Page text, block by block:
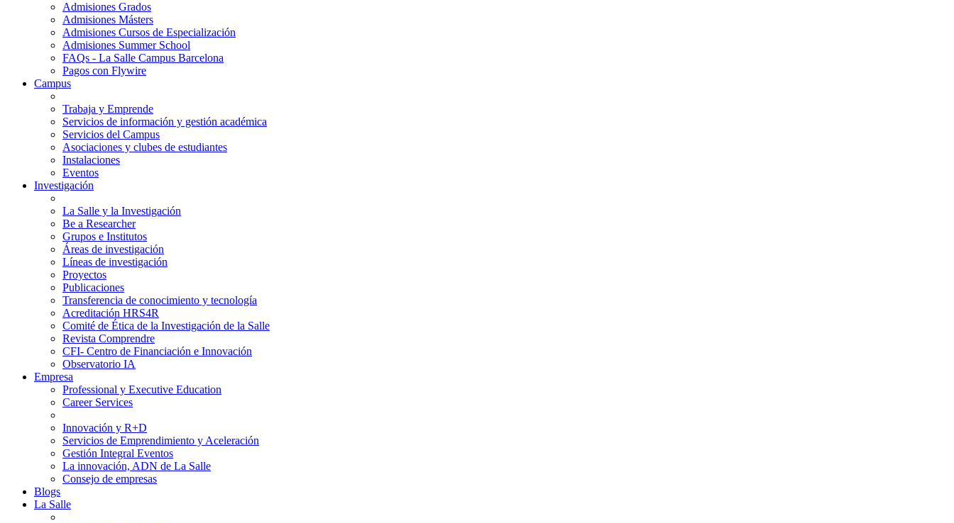
Admisiones Grados
Admisiones Másters
Admisiones Cursos de Especialización
Admisiones Summer School
FAQs - La Salle Campus Barcelona
Pagos con Flywire
Campus
Trabaja y Emprende
Servicios de información y gestión académica
Servicios del Campus
Asociaciones y clubes de estudiantes
Instalaciones
Eventos
Investigación
La Salle y la Investigación
Be a Researcher
Grupos e Institutos
Áreas de investigación
Líneas de investigación
Proyectos
Publicaciones
Transferencia de conocimiento y tecnología
Acreditación HRS4R
Comité de Ética de la Investigación de la Salle
Revista Comprendre
CFI- Centro de Financiación e Innovación
Observatorio IA
Empresa
Professional y Executive Education
Career Services
Innovación y R+D
Servicios de Emprendimiento y Aceleración
Gestión Integral Eventos
La innovación, ADN de La Salle
Consejo de empresas
Blogs
La Salle